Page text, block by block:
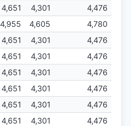
4,651 4,301
4,476
4,955 4,605
4,780
4,651 4,301
4,476
4,651 4,301
4,476
4,651 4,301
4,476
4,651 4,301
4,476
4,651 4,301
4,476
4,651 4,301
4,476